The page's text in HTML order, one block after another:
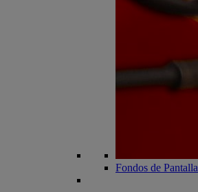
Fondos de Pantalla